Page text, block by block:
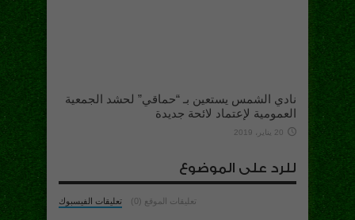
نادي الشمس يستعين بـ “حماقي” لحشد الجمعية
العمومية لإعتماد لائحة جديدة
20 يناير، 2019
للرد على الموضوع
تعليقات الفيسبوك تعليقات الموقع (0)